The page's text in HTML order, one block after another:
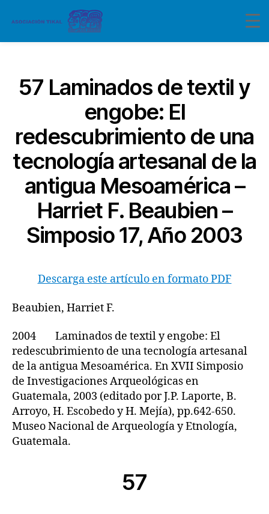
57 Laminados de textil y
engobe: El
redescubrimiento de una
tecnología artesanal de la
antigua Mesoamérica –
Harriet F. Beaubien –
Simposio 17, Año 2003
Descarga este artículo en formato PDF
Beaubien, Harriet F.
2004 Laminados de textil y engobe: El
redescubrimiento de una tecnología artesanal
de la antigua Mesoamérica. En XVII Simposio
de Investigaciones Arqueológicas en
Guatemala, 2003 (editado por J.P. Laporte, B.
Arroyo, H. Escobedo y H. Mejía), pp.642-650.
Museo Nacional de Arqueología y Etnología,
Guatemala.
57